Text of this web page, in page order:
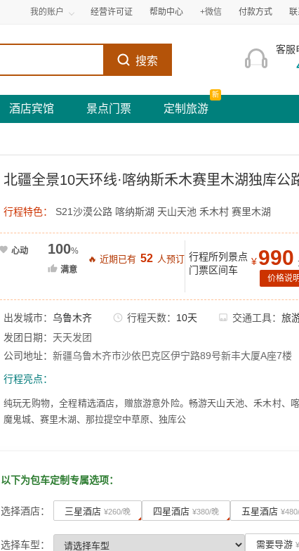
我的账户 经营许可证 帮助中心 +微信 付款方式
搜索
客服
酒店宾馆 景点门票 定制旅游
新
北疆全景10天环线·喀纳斯禾木赛里木湖独库公
行程特色： S21沙漠公路 喀纳斯湖 天山天池 禾木村 赛里木湖
心动 100%
满意
🔥 近期已有 52 人预订 行程所列景点
门票区间车
¥990
价格说
出发城市： 乌鲁木齐 行程天数： 10天 交通工具： 旅
发团日期： 天天发团
公司地址： 新疆乌鲁木齐市沙依巴克区伊宁路89号新丰大厦A座7楼
行程亮点：
纯玩无购物，全程精选酒店，赠旅游意外险。畅游天山天池、禾木村、
魔鬼城、赛里木湖、那拉提空中草原、独库公
以下为包车定制专属选项：
选择酒店： 三星酒店 ¥260/晚 四星酒店 ¥380/晚 五星酒店
选择车型： 需要导游